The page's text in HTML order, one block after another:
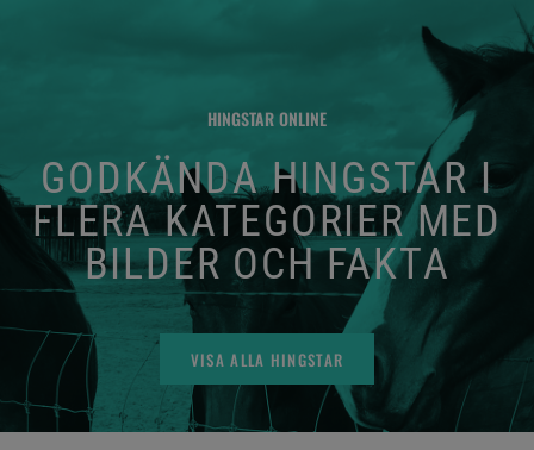
HINGSTAR ONLINE
GODKÄNDA HINGSTAR I
FLERA KATEGORIER MED
BILDER OCH FAKTA
VISA ALLA HINGSTAR